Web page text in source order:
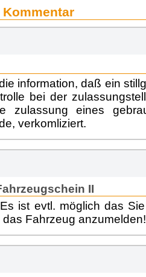
information, daß ein
bei der
zulassung eines
verkomliziert.
II
ist evtl. möglich das
Fahrzeug anzumelden!